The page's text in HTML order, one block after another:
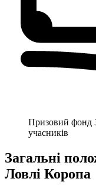
Призовий фонд
учасників
Загальні
Ловлі Коропа